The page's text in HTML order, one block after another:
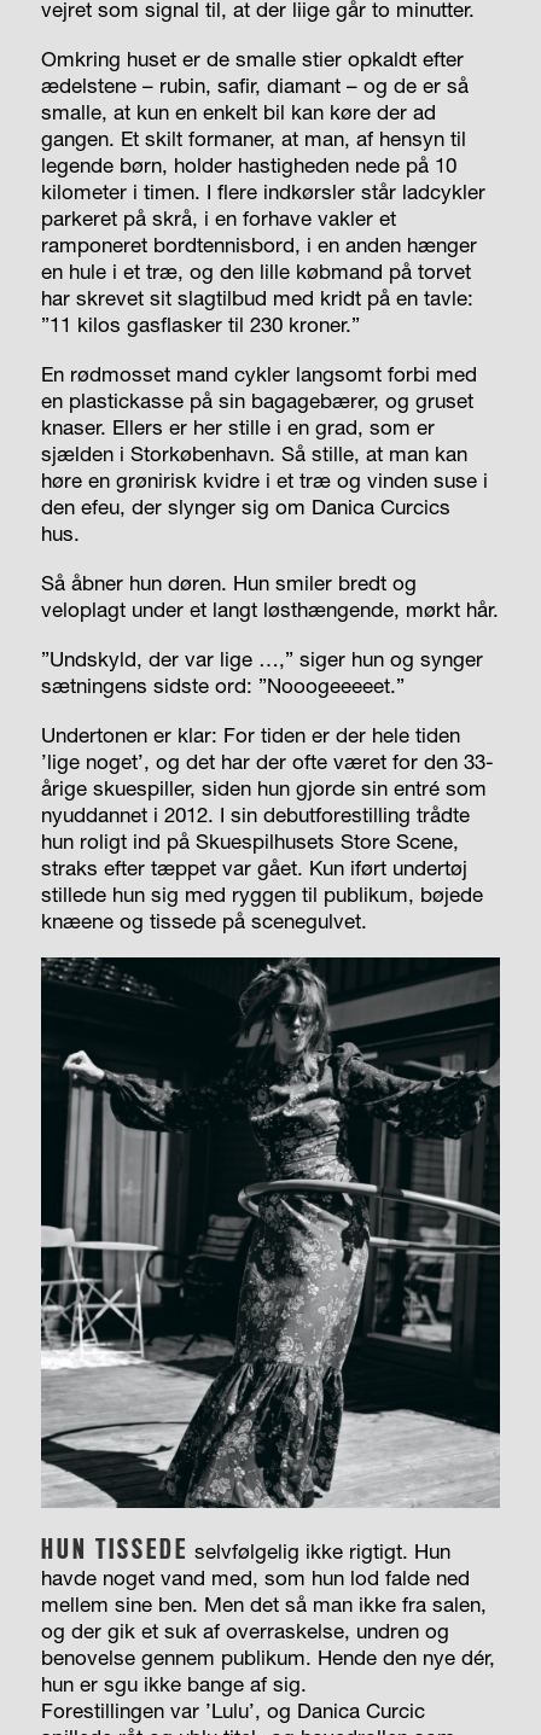
vejret som signal til, at der liige går to minutter.
Omkring huset er de smalle stier opkaldt efter
ædelstene – rubin, safir, diamant – og de er så
smalle, at kun en enkelt bil kan køre der ad
gangen. Et skilt formaner, at man, af hensyn til
legende børn, holder hastigheden nede på 10
kilometer i timen. I flere indkørsler står ladcykler
parkeret på skrå, i en forhave vakler et
ramponeret bordtennisbord, i en anden hænger
en hule i et træ, og den lille købmand på torvet
har skrevet sit slagtilbud med kridt på en tavle:
”11 kilos gasflasker til 230 kroner.”
En rødmosset mand cykler langsomt forbi med
en plastickasse på sin bagagebærer, og gruset
knaser. Ellers er her stille i en grad, som er
sjælden i Storkøbenhavn. Så stille, at man kan
høre en grønirisk kvidre i et træ og vinden suse i
den efeu, der slynger sig om Danica Curcics
hus.
Så åbner hun døren. Hun smiler bredt og
veloplagt under et langt løsthængende, mørkt hår.
”Undskyld, der var lige …,” siger hun og synger
sætningens sidste ord: ”Nooogeeeeet.”
Undertonen er klar: For tiden er der hele tiden
’lige noget’, og det har der ofte været for den 33-
årige skuespiller, siden hun gjorde sin entré som
nyuddannet i 2012. I sin debutforestilling trådte
hun roligt ind på Skuespilhusets Store Scene,
straks efter tæppet var gået. Kun iført undertøj
stillede hun sig med ryggen til publikum, bøjede
knæene og tissede på scenegulvet.
HUN TISSEDE selvfølgelig ikke rigtigt. Hun
havde noget vand med, som hun lod falde ned
mellem sine ben. Men det så man ikke fra salen,
og der gik et suk af overraskelse, undren og
benovelse gennem publikum. Hende den nye dér,
hun er sgu ikke bange af sig.
Forestillingen var ’Lulu’, og Danica Curcic